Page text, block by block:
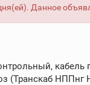
Данное
(Транскаб